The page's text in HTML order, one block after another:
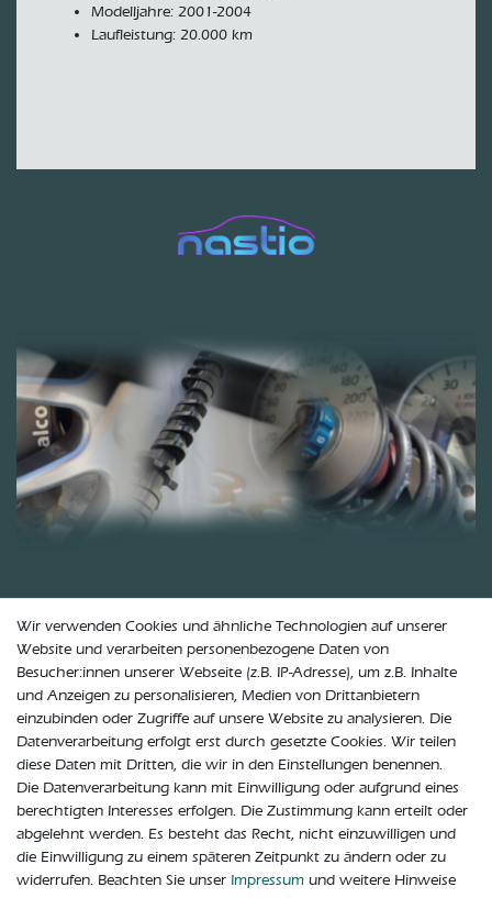
Modelljahre: 2001-2004
Laufleistung: 20.000 km
Zuletzt angesehen
Servolenkungspumpe Servopumpe
629,90 € *
In den Warenkorb
*inkl. ges. MwSt.zzgl.Versandkosten
Wir verwenden Cookies und ähnliche Technologien auf unserer
Website und verarbeiten personenbezogene Daten von
Besucher:innen unserer Webseite (z.B. IP-Adresse), um z.B. Inhalte
und Anzeigen zu personalisieren, Medien von Drittanbietern
einzubinden oder Zugriffe auf unsere Website zu analysieren. Die
Datenverarbeitung erfolgt erst durch gesetzte Cookies. Wir teilen
diese Daten mit Dritten, die wir in den Einstellungen benennen.
Die Datenverarbeitung kann mit Einwilligung oder aufgrund eines
berechtigten Interesses erfolgen. Die Zustimmung kann erteilt oder
abgelehnt werden. Es besteht das Recht, nicht einzuwilligen und
die Einwilligung zu einem späteren Zeitpunkt zu ändern oder zu
widerrufen. Beachten Sie unser Impressum und weitere Hinweise